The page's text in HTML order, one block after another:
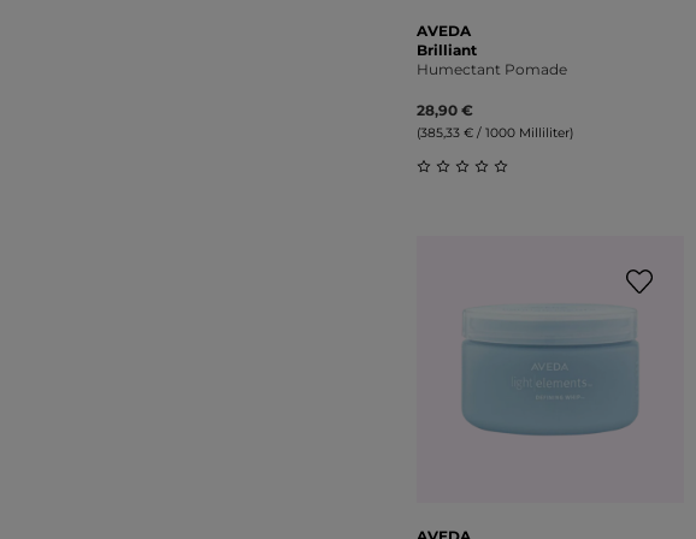
AVEDA
Brilliant
Humectant Pomade
28,90 €
(385,33 € / 1000 Milliliter)